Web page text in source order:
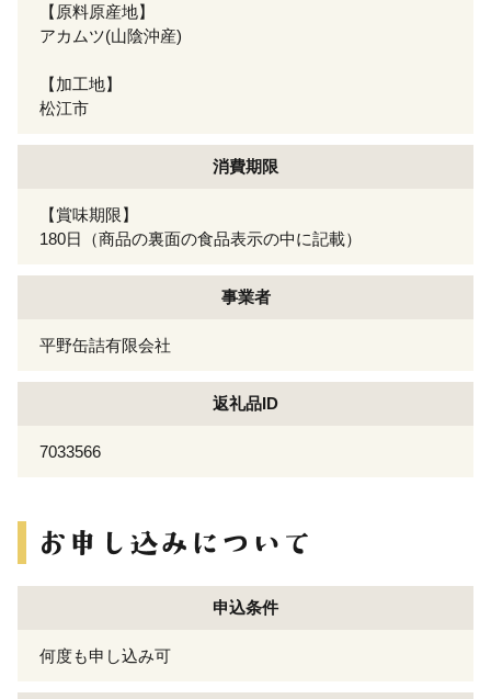
【原料原産地】
アカムツ(山陰沖産)
【加工地】
松江市
消費期限
【賞味期限】
180日（商品の裏面の食品表示の中に記載）
事業者
平野缶詰有限会社
返礼品ID
7033566
申込条件
何度も申し込み可